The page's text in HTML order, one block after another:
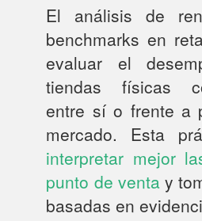
El análisis de
benchmarks en
evaluar el
tiendas físicas
entre sí o frente a
mercado. Esta
interpretar mejor
punto de ventay
basadas en